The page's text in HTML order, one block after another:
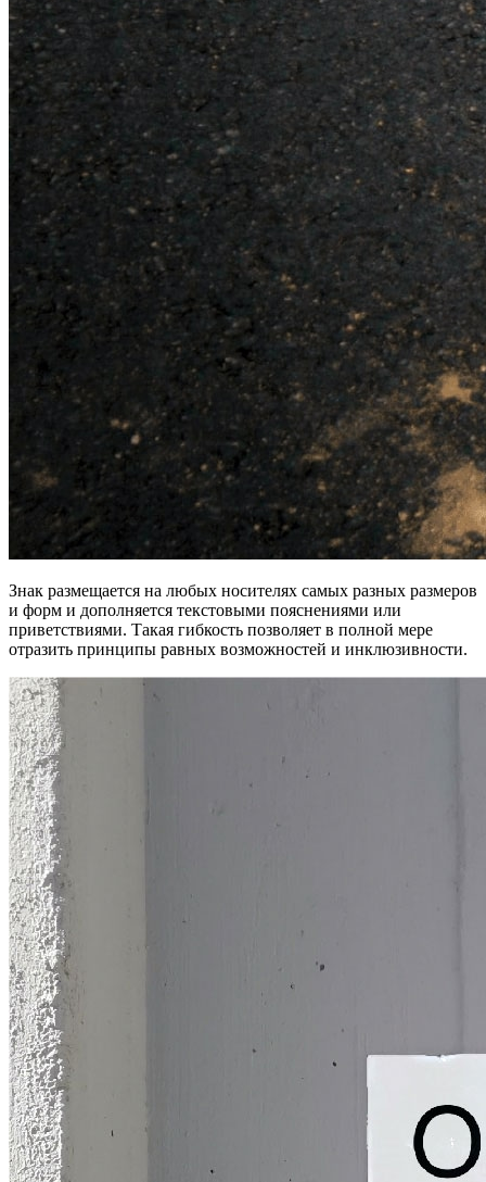
Знак размещается на любых носителях самых разных размеров
и форм и дополняется текстовыми пояснениями или
приветствиями. Такая гибкость позволяет в полной мере
отразить принципы равных возможностей и инклюзивности.